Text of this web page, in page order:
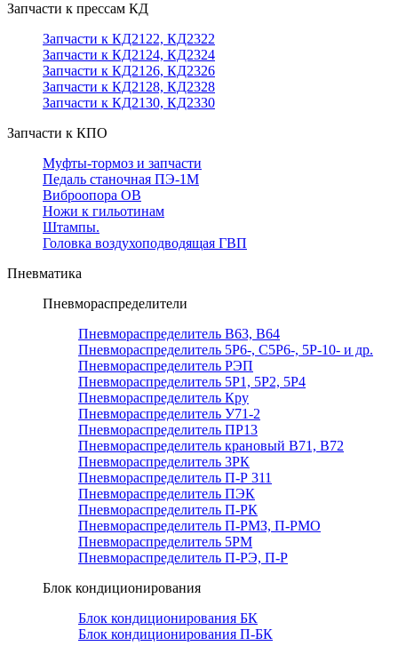
Запчасти к прессам КД
Запчасти к КД2122, КД2322
Запчасти к КД2124, КД2324
Запчасти к КД2126, КД2326
Запчасти к КД2128, КД2328
Запчасти к КД2130, КД2330
Запчасти к КПО
Муфты-тормоз и запчасти
Педаль станочная ПЭ-1М
Виброопора ОВ
Ножи к гильотинам
Штампы.
Головка воздухоподводящая ГВП
Пневматика
Пневмораспределители
Пневмораспределитель В63, В64
Пневмораспределитель 5Р6-, С5Р6-, 5Р-10- и др.
Пневмораспределитель РЭП
Пневмораспределитель 5Р1, 5Р2, 5Р4
Пневмораспределитель Кру
Пневмораспределитель У71-2
Пневмораспределитель ПР13
Пневмораспределитель крановый В71, В72
Пневмораспределитель 3РК
Пневмораспределитель П-Р 311
Пневмораспределитель ПЭК
Пневмораспределитель П-РК
Пневмораспределитель П-РМЗ, П-РМО
Пневмораспределитель 5РМ
Пневмораспределитель П-РЭ, П-Р
Блок кондиционирования
Блок кондиционирования БК
Блок кондиционирования П-БК